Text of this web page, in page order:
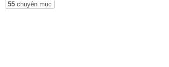
55chuyên mục